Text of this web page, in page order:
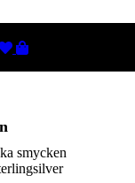
Wunschliste
Warenkorb